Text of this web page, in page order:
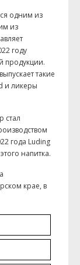
одним из
из
году
продукции.
такие
и ликеры
стал
года Luding
напитка.
крае, в